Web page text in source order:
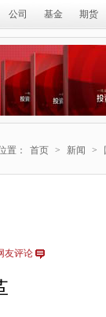
公司 基金 期货
置： 首页 > 新闻 >
友评论